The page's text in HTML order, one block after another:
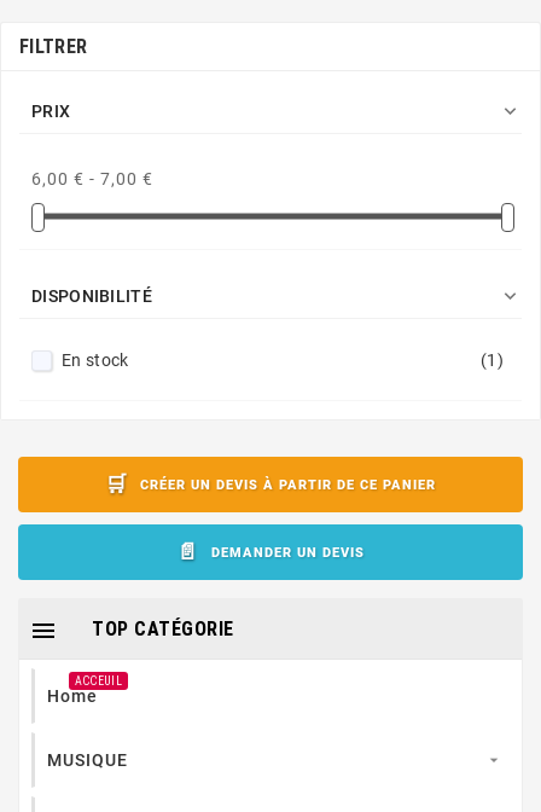
FILTRER
PRIX 
6,00 € - 7,00 €
DISPONIBILITÉ 
En stock (1)
CRÉER UN DEVIS À PARTIR DE CE PANIER
DEMANDER UN DEVIS
TOP CATÉGORIE

Home
ACCEUIL
MUSIQUE 